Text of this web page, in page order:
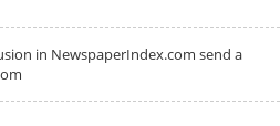
in NewspaperIndex.com send a